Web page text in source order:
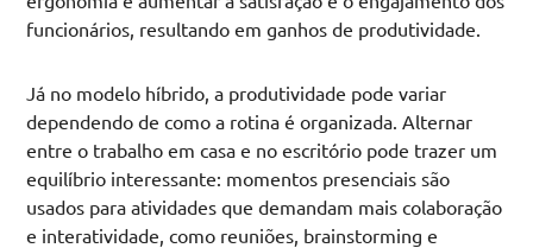
funcionários, resultando em ganhos de produtividade.
Já no modelo híbrido, a produtividade pode variar
dependendo de como a rotina é organizada. Alternar
entre o trabalho em casa e no escritório pode trazer um
equilíbrio interessante: momentos presenciais são
usados para atividades que demandam mais colaboração
e interatividade, como reuniões, brainstorming e